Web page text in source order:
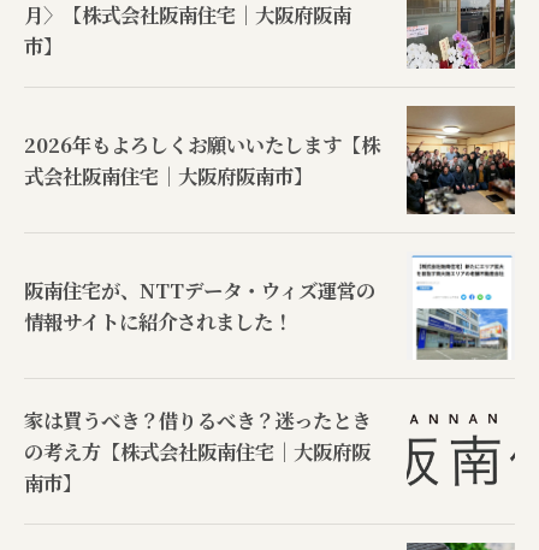
月〉【株式会社阪南住宅｜大阪府阪南
市】
2026年もよろしくお願いいたします【株
式会社阪南住宅｜大阪府阪南市】
阪南住宅が、NTTデータ・ウィズ運営の
情報サイトに紹介されました！
家は買うべき？借りるべき？迷ったとき
の考え方【株式会社阪南住宅｜大阪府阪
南市】